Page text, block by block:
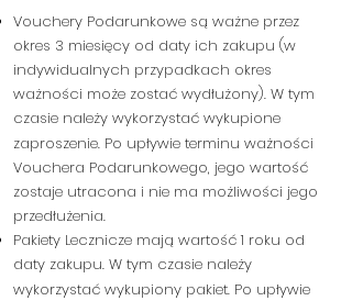
Vouchery Podarunkowe są ważne przez
okres 3 miesięcy od daty ich zakupu (w
indywidualnych przypadkach okres
ważności może zostać wydłużony). W tym
czasie należy wykorzystać wykupione
zaproszenie. Po upływie terminu ważności
Vouchera Podarunkowego, jego wartość
zostaje utracona i nie ma możliwości jego
przedłużenia.
Pakiety Lecznicze mają wartość 1 roku od
daty zakupu. W tym czasie należy
wykorzystać wykupiony pakiet. Po upływie